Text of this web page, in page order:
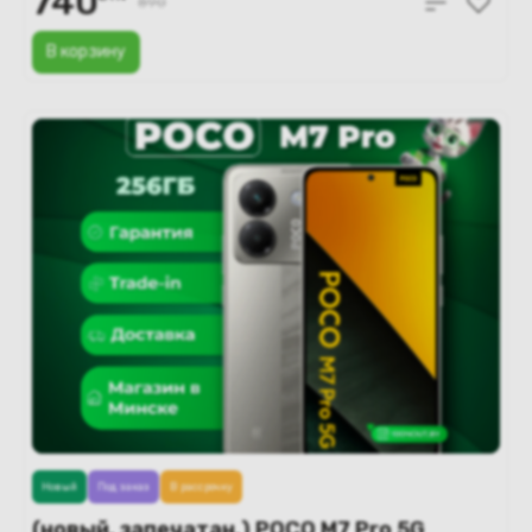
В корзину
Новый Под заказ В рассрочку